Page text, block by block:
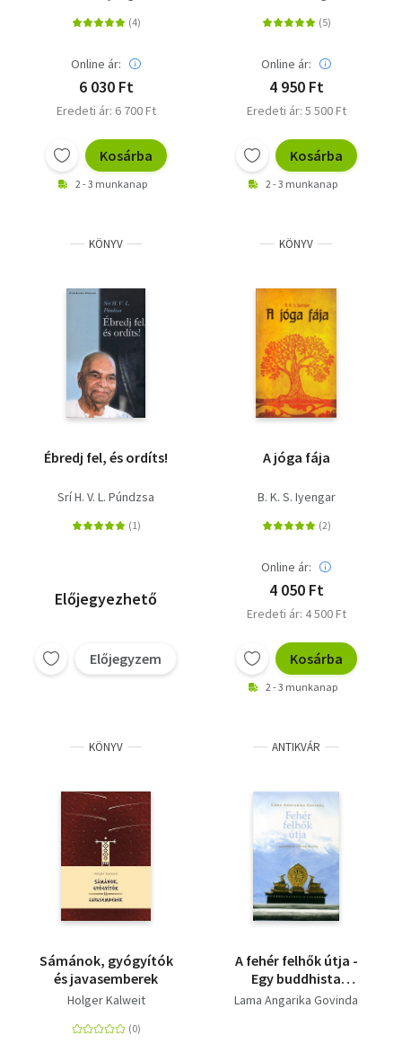
Online ár:
6 030 Ft
Eredeti ár: 6 700 Ft
Kosárba
2 - 3 munkanap
Online ár:
4 950 Ft
Eredeti ár: 5 500 Ft
Kosárba
2 - 3 munkanap
KÖNYV
Ébredj fel, és ordíts!
Srí H. V. L. Púndzsa
Előjegyezhető
Előjegyzem
KÖNYV
A jóga fája
B. K. S. Iyengar
Online ár:
4 050 Ft
Eredeti ár: 4 500 Ft
Kosárba
2 - 3 munkanap
KÖNYV
Sámánok, gyógyítók
és javasemberek
Holger Kalweit
ANTIKVÁR
A fehér felhők útja -
Egy buddhista
zarándok Tibetben
Lama Angarika Govinda